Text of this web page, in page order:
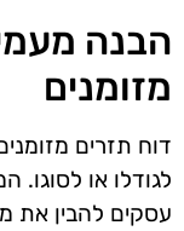
הבנה
מזומנים
דוח תזרים
לגודלו או
עסקים להבין את